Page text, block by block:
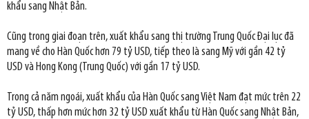
khẩu sang Nhật Bản.
Cũng trong giai đoạn trên, xuất khẩu sang thị trường Trung Quốc Đại lục đã
mang về cho Hàn Quốc hơn 79 tỷ USD, tiếp theo là sang Mỹ với gần 42 tỷ
USD và Hong Kong (Trung Quốc) với gần 17 tỷ USD.
Trong cả năm ngoái, xuất khẩu của Hàn Quốc sang Việt Nam đạt mức trên 22
tỷ USD, thấp hơn mức hơn 32 tỷ USD xuất khẩu từ Hàn Quốc sang Nhật Bản,